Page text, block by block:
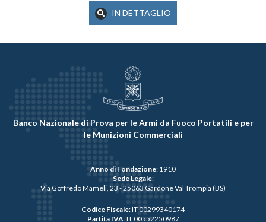
IN DETTAGLIO
Banco Nazionale di Prova per le Armi da Fuoco Portatili e per
le Munizioni Commerciali
Anno di Fondazione: 1910
Sede Legale:
Via Goffredo Mameli, 23 - 25063 Gardone Val Trompia (BS)
Codice Fiscale: IT 00299340174
Partita IVA: IT 00552250987